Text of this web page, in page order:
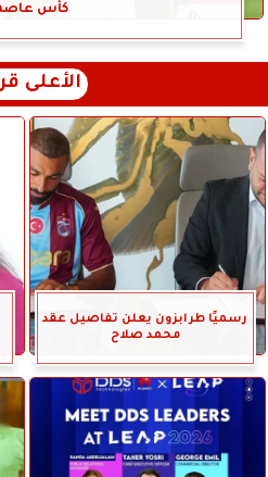
كأس
الأعلى
رسميًا طرابزون يعلن تفاصيل عقد
محمد صلاح